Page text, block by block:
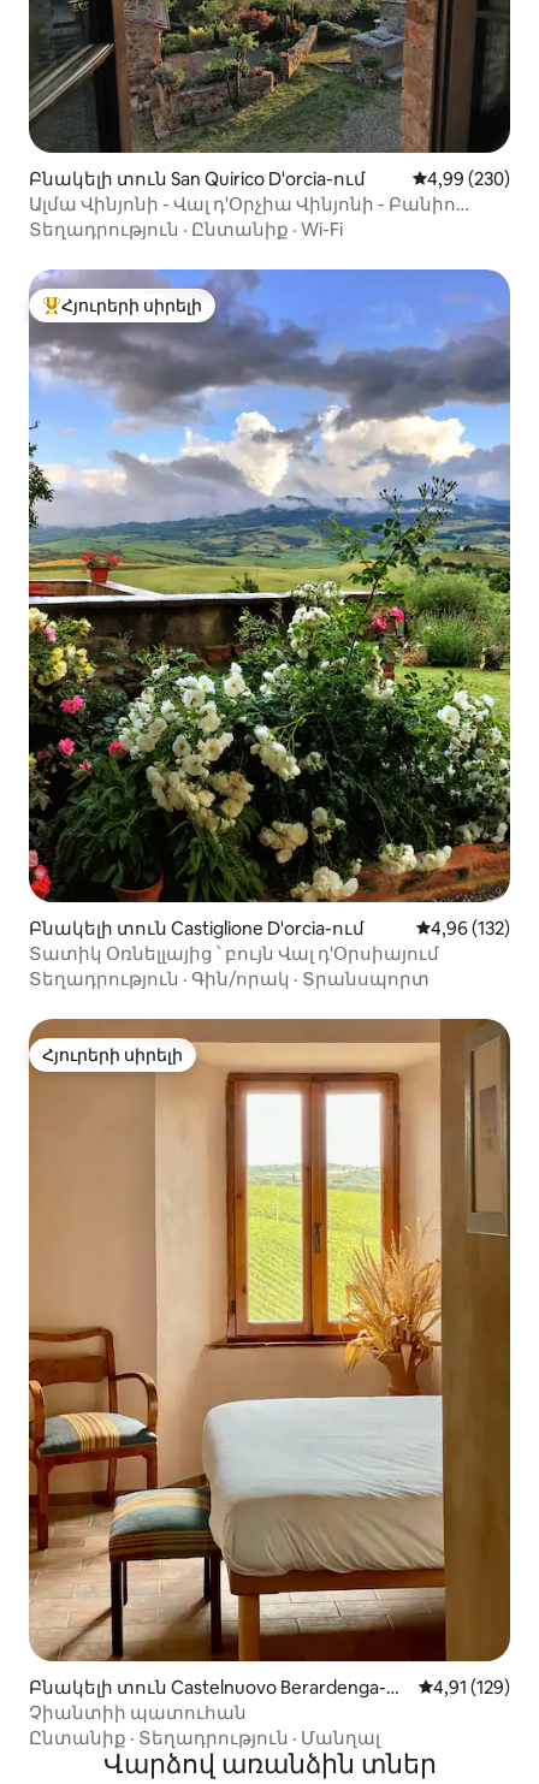
Բնակելի տուն San Quirico D'orcia-ում Միջին
4,99 (230)
Ալմա Վինյոնի - Վալ դ'Օրչիա Վինյոնի - Բանիո
Վինյոնի
Տեղադրություն · Ընտանիք · Wi-Fi
Հյուրերի սիրելի լավագույն տները
Հյուրերի սիրելի
Բնակելի տուն Castiglione D'orcia-ում Միջին
4,96 (132)
Տատիկ Օռնելլայից ՝ բույն Վալ դ'Օրսիայում
Տեղադրություն · Գին/որակ · Տրանսպորտ
Հյուրերի սիրելի
Հյուրերի սիրելի
Բնակելի տուն Castelnuovo Berardenga-ու
մ
Միջին
4,91 (129)
Չիանտիի պատուհան
Ընտանիք · Տեղադրություն · Մանղալ
Վարձով առանձին տներ